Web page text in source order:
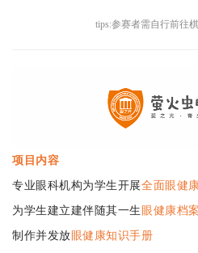
tips:参赛者需自行前往
项目内容
专业眼科机构为学生开展全面眼健
为学生建立建伴随其一生 眼健康档案
制作并发放 眼健康知识手册